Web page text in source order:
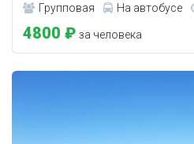
Групповая На автобусе
4800 ₽ за человека